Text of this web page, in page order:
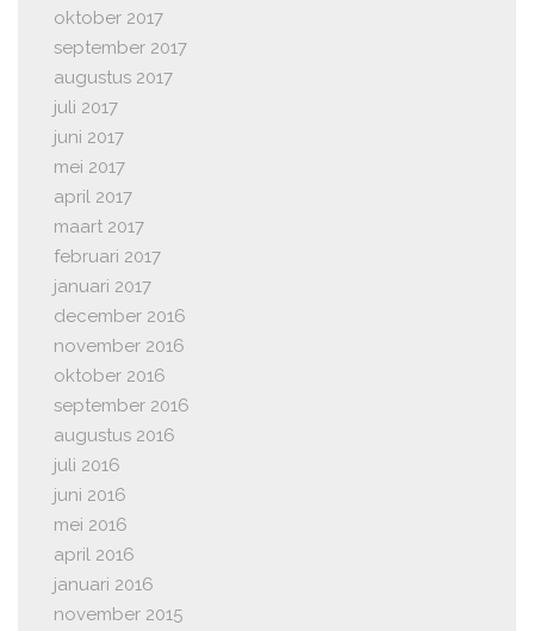
oktober 2017
september 2017
augustus 2017
juli 2017
juni 2017
mei 2017
april 2017
maart 2017
februari 2017
januari 2017
december 2016
november 2016
oktober 2016
september 2016
augustus 2016
juli 2016
juni 2016
mei 2016
april 2016
januari 2016
november 2015